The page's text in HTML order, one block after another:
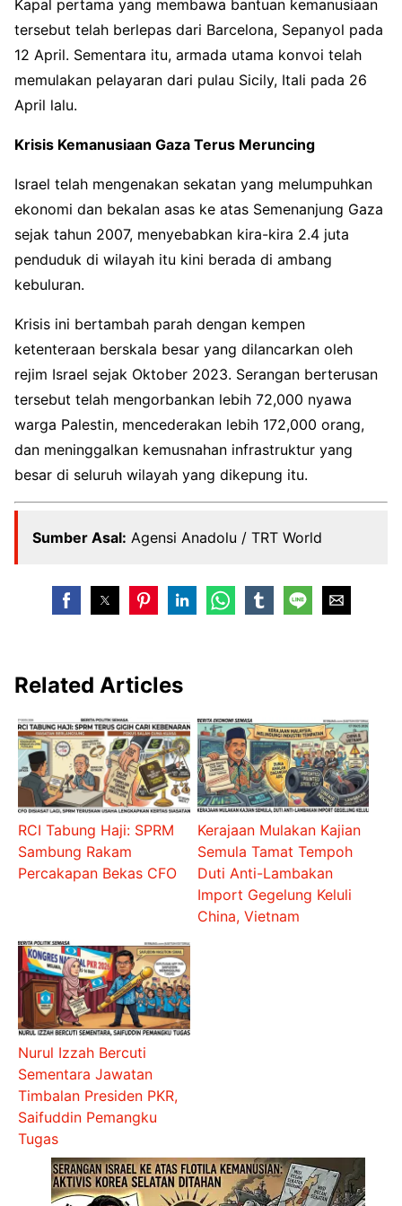
Kapal pertama yang membawa bantuan kemanusiaan
tersebut telah berlepas dari Barcelona, Sepanyol pada
12 April. Sementara itu, armada utama konvoi telah
memulakan pelayaran dari pulau Sicily, Itali pada 26
April lalu.
Krisis Kemanusiaan Gaza Terus Meruncing
Israel telah mengenakan sekatan yang melumpuhkan
ekonomi dan bekalan asas ke atas Semenanjung Gaza
sejak tahun 2007, menyebabkan kira-kira 2.4 juta
penduduk di wilayah itu kini berada di ambang
kebuluran.
Krisis ini bertambah parah dengan kempen
ketenteraan berskala besar yang dilancarkan oleh
rejim Israel sejak Oktober 2023. Serangan berterusan
tersebut telah mengorbankan lebih 72,000 nyawa
warga Palestin, mencederakan lebih 172,000 orang,
dan meninggalkan kemusnahan infrastruktur yang
besar di seluruh wilayah yang dikepung itu.
Sumber Asal: Agensi Anadolu / TRT World
Related Articles
RCI Tabung Haji: SPRM
Sambung Rakam
Percakapan Bekas CFO
Kerajaan Mulakan Kajian
Semula Tamat Tempoh
Duti Anti-Lambakan
Import Gegelung Keluli
China, Vietnam
Nurul Izzah Bercuti
Sementara Jawatan
Timbalan Presiden PKR,
Saifuddin Pemangku
Tugas